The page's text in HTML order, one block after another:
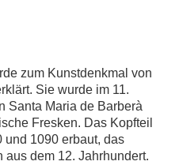
zum Kunstdenkmal von
Sie wurde im 11.
Santa Maria de Barberà
Fresken. Das Kopfteil
1090 erbaut, das
aus dem 12. Jahrhundert.